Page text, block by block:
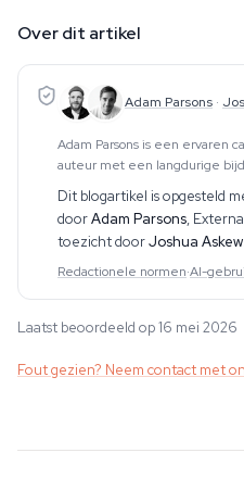
Over dit artikel
Adam Parsons ·
Adam Parsons is een ervaren
auteur met een langdurige
aanverwante onderwerpen. Hij
Dit blogartikel is opgesteld
doorAdam Parsons,
toezicht doorJoshua Askew
Redactionele normen·AI-
Laatst beoordeeld op 16 mei 2026
Fout gezien? Neem contact met